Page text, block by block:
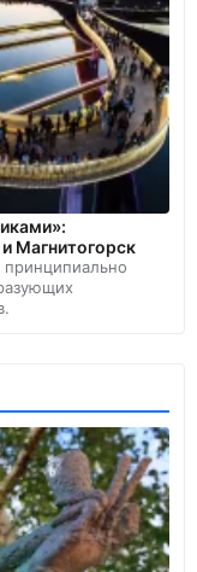
Магнитогорск